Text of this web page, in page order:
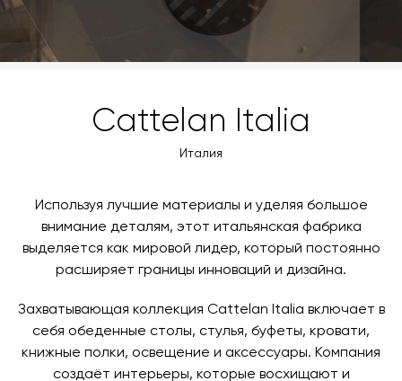
Cattelan Italia
Италия
Используя лучшие материалы и уделяя большое
внимание деталям, этот итальянская фабрика
выделяется как мировой лидер, который постоянно
расширяет границы инноваций и дизайна.
Захватывающая коллекция Cattelan Italia включает в
себя обеденные столы, стулья, буфеты, кровати,
книжные полки, освещение и аксессуары. Компания
создаёт интерьеры, которые восхищают и